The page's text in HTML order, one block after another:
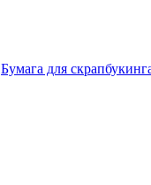
Бумага для